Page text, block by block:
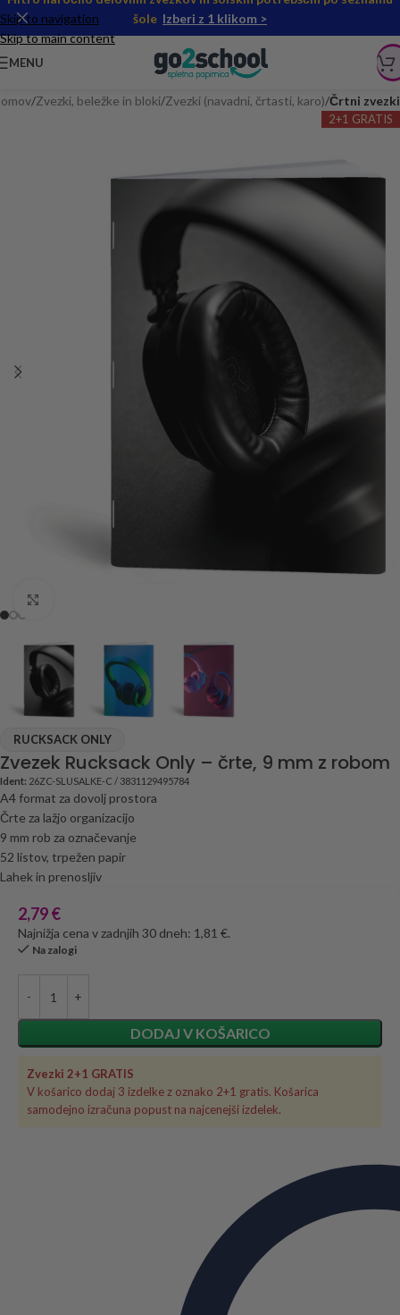
Skip to navigation
Skip to main content
šole Izberi z 1 klikom >
MENU
Zvezki, beležke in bloki Zvezki (navadni, črtasti, karo) Črtni zvezki
2+1 GRATIS
RUCKSACK ONLY
Zvezek Rucksack Only – črte, 9 mm z robom
Ident: 26ZC-SLUSALKE-C / 3831129495784
A4 format za dovolj prostora
Črte za lažjo organizacijo
9 mm rob za označevanje
52 listov, trpežen papir
Lahek in prenosljiv
2,79€
Najnižja cena v zadnjih 30 dneh: 1,81 €.
Na zalogi
DODAJ V KOŠARICO
Zvezki 2+1 GRATIS
V košarico dodaj 3 izdelke z oznako 2+1 gratis. Košarica
samodejno izračuna popust na najcenejši izdelek.